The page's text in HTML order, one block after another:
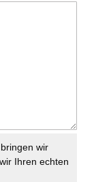
wir
Ihren echten